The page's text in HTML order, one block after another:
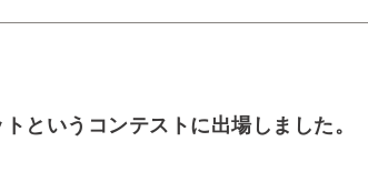
というコンテストに出場しました。